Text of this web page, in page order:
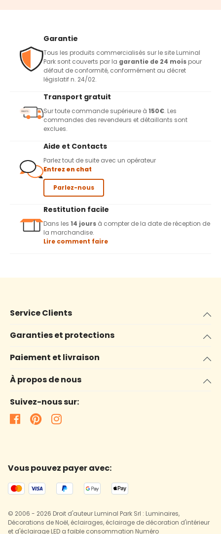
Garantie
Tous les produits commercialisés sur le site Luminal
Park sont couverts par la garantie de 24 mois pour
défaut de conformité, conformément au décret
législatif n. 24/02.
Transport gratuit
Sur toute commande supérieure à 150€. Les
commandes des revendeurs et détaillants sont
exclues.
Aide et Contacts
Parlez tout de suite avec un opérateur
Entrez en chat
Parlez-nous
Restitution facile
Dans les 14 jours à compter de la date de réception de
la marchandise.
Lire comment faire
Service Clients
Garanties et protections
Paiement et livraison
À propos de nous
Suivez-nous sur:
Vous pouvez payer avec:
© 2006 - 2026 Droit d'auteur Luminal Park Srl : Luminaires,
Décorations de Noël, éclairages, éclairage de décoration d'intérieur
et d'éclairage LED a faible consommation Numéro